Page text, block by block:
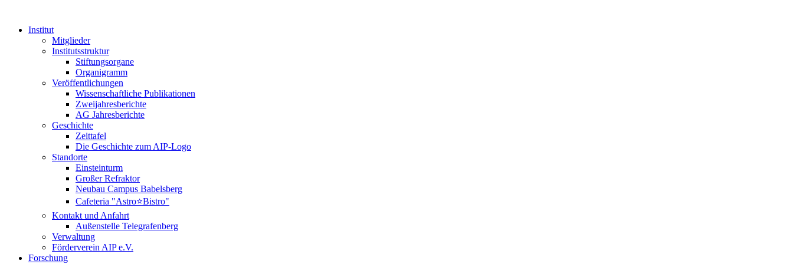
Institut
Mitglieder
Institutsstruktur
Stiftungsorgane
Organigramm
Veröffentlichungen
Wissenschaftliche Publikationen
Zweijahresberichte
AG Jahresberichte
Geschichte
Zeittafel
Die Geschichte zum AIP-Logo
Standorte
Einsteinturm
Großer Refraktor
Neubau Campus Babelsberg
Cafeteria "Astro⭐Bistro"
Kontakt und Anfahrt
Außenstelle Telegrafenberg
Verwaltung
Förderverein AIP e.V.
Forschung